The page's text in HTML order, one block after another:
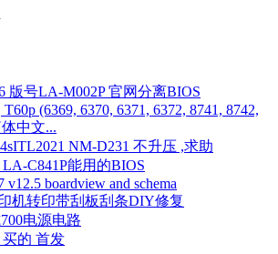
版号LA-M002P 官网分离BIOS
(6369, 6370, 6371, 6372, 8741, 8742,
中文...
NM-D231 不升压 ,求助
LA-C841P能用的BIOS
v12.5 boardview and schema
机转印带刮板刮条DIY修复
电源电路
买的 首发